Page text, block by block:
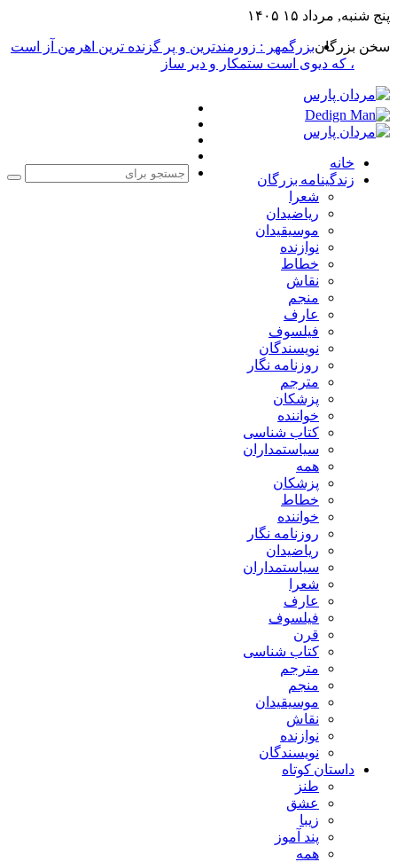
پنج شنبه, مرداد ۱۵ ۱۴۰۵
سخن بزرگانبزرگمهر : زورمندترین و پر گزنده ترین اهرمن آز است
، که دیوی است ستمکار و دیر ساز
خانه
زندگینامه بزرگان
شعرا
ریاضیدان
موسیقیدان
نوازنده
خطاط
نقاش
منجم
عارف
فیلسوف
نویسندگان
روزنامه نگار
مترجم
پزشکان
خواننده
کتاب شناسی
سیاستمداران
همه
پزشکان
خطاط
خواننده
روزنامه نگار
ریاضیدان
سیاستمداران
شعرا
عارف
فیلسوف
قرن
کتاب شناسی
مترجم
منجم
موسیقیدان
نقاش
نوازنده
نویسندگان
داستان کوتاه
طنز
عشق
زیبا
پند آموز
همه